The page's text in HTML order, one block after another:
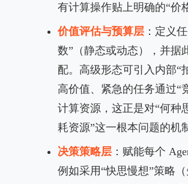
有计算操作贴上明确的“价
价值评估与预算层 ：定义
数”（静态或动态），并据
配。高级形态可引入内部“
高价值、紧急的任务通过“
计算资源，这正是对“何种
耗资源”这一根本问题的机
决策策略层 ：赋能每个
例如采用“快思慢想”策略